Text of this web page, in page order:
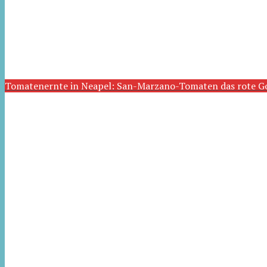
Tomatenernte in Neapel: San-Marzano-Tomaten das rote